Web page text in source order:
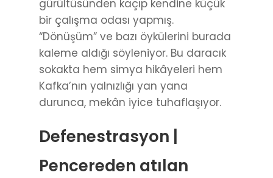
gürültüsünden kaçıp kendine küçük
bir çalışma odası yapmış.
“Dönüşüm” ve bazı öykülerini burada
kaleme aldığı söyleniyor. Bu daracık
sokakta hem simya hikâyeleri hem
Kafka’nın yalnızlığı yan yana
durunca, mekân iyice tuhaflaşıyor.
Defenestrasyon |
Pencereden atılan